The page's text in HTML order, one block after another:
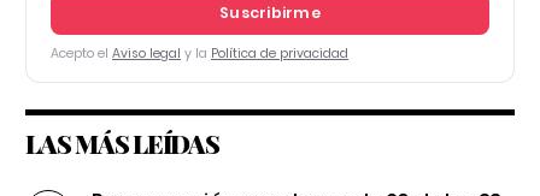
Suscribirme
Acepto el Aviso legal y la Política de privacidad
LAS MÁS LEÍDAS